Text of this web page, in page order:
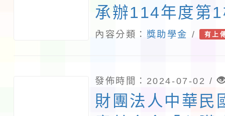
承辦114年度第
部學產基金補助
內容分類： 獎助學金 / 有上
發佈時間：2024-07-02 /
財團法人中華民